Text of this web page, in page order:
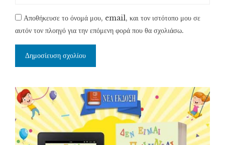
Αποθήκευσε το όνομά μου, email, και τον ιστότοπο μου σε
αυτόν τον πλοηγό για την επόμενη φορά που θα σχολιάσω.